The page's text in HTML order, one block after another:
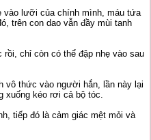
lưỡi của chính mình, máu tứa
trên con dao vẫn đầy mùi tanh
chỉ còn có thể đập nhẹ vào sau
vô thức vào người hắn, lần này lại
xuống kéo rơi cả bộ tóc.
tiếp đó là cảm giác mệt mỏi và